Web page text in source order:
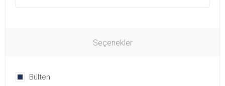
Seçenekler
Bülten